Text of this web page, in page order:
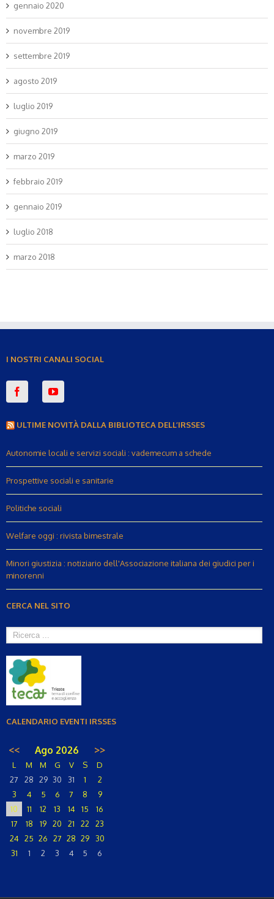
gennaio 2020
novembre 2019
settembre 2019
agosto 2019
luglio 2019
giugno 2019
marzo 2019
febbraio 2019
gennaio 2019
luglio 2018
marzo 2018
I NOSTRI CANALI SOCIAL
ULTIME NOVITÀ DALLA BIBLIOTECA DELL’IRSSES
Autonomie locali e servizi sociali : vademecum a schede
Prospettive sociali e sanitarie
Politiche sociali
Welfare oggi : rivista bimestrale
Minori giustizia : notiziario dell'Associazione italiana dei giudici per i
minorenni
CERCA NEL SITO
CALENDARIO EVENTI IRSSES
<< Ago 2026 >>
L M M G V S
D
27
28 29 30 31 1
2
3
4 5 6 7 8
9
10
11 12 13 14 15
16
17
18 19 20 21 22
23
24
25 26 27 28 29
30
31
1 2 3 4 5 6